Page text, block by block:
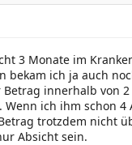
3 Monate im
bekam ich ja auch
innerhalb von 2
ich ihm schon 4
trotzdem nicht
Absicht sein.